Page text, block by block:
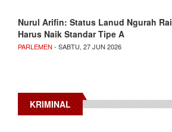
Nurul Arifin: Status Lanud Ngurah Rai
Harus Naik Standar Tipe A
PARLEMEN - SABTU, 27 JUN 2026
KRIMINAL